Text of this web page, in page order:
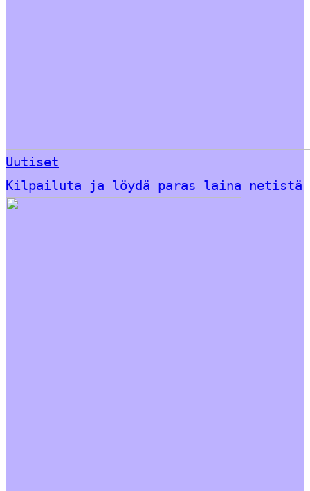
Uutiset
Kilpailuta ja löydä paras laina netistä